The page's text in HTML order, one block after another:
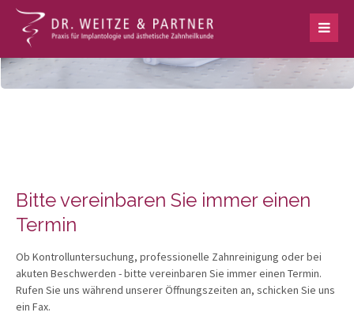
Bitte vereinbaren Sie immer einen
Termin
Ob Kontrolluntersuchung, professionelle Zahnreinigung oder bei
akuten Beschwerden - bitte vereinbaren Sie immer einen Termin.
Rufen Sie uns während unserer Öffnungszeiten an, schicken Sie uns
ein Fax.